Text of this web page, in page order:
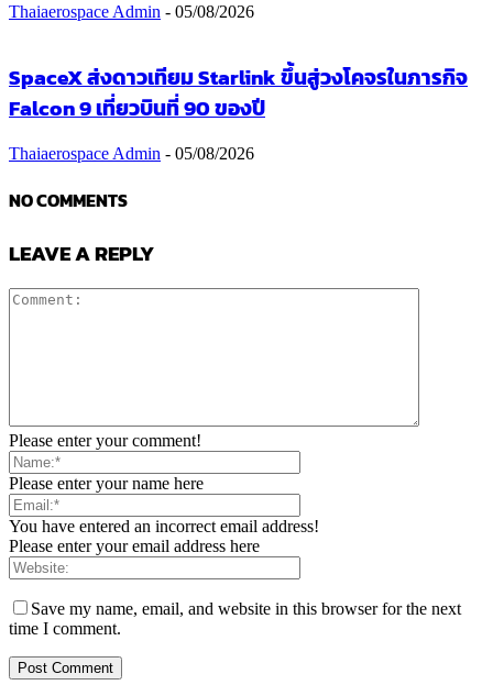
Thaiaerospace Admin - 05/08/2026
SpaceX ส่งดาวเทียม Starlink ขึ้นสู่วงโคจรในภารกิจ
Falcon 9 เที่ยวบินที่ 90 ของปี
Thaiaerospace Admin - 05/08/2026
NO COMMENTS
LEAVE A REPLY
Please enter your comment!
Please enter your name here
You have entered an incorrect email address!
Please enter your email address here
Save my name, email, and website in this browser for the next
time I comment.